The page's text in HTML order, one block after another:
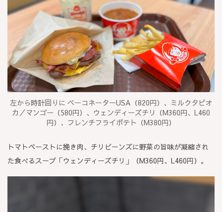
左から時計回りに ベーコネーターUSA（820円）、ミルクタピオ
カ／マンゴー（580円）、ウェンディーズチリ（M360円、L460
円）、フレンチフライポテト（M380円）
トマトペーストに挽き肉、チリビーンズに野菜の旨味が凝縮され
た食べるスープ「ウェンディーズチリ」（M360円、L460円）。